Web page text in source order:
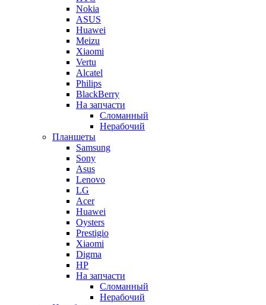
Nokia
ASUS
Huawei
Meizu
Xiaomi
Vertu
Alcatel
Philips
BlackBerry
На запчасти
Сломанный
Нерабочий
Планшеты
Samsung
Sony
Asus
Lenovo
LG
Acer
Huawei
Oysters
Prestigio
Xiaomi
Digma
HP
На запчасти
Сломанный
Нерабочий